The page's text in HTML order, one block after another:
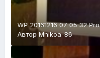
WP 20161216 07 05 32 Pro
Автор Mnikoa-86